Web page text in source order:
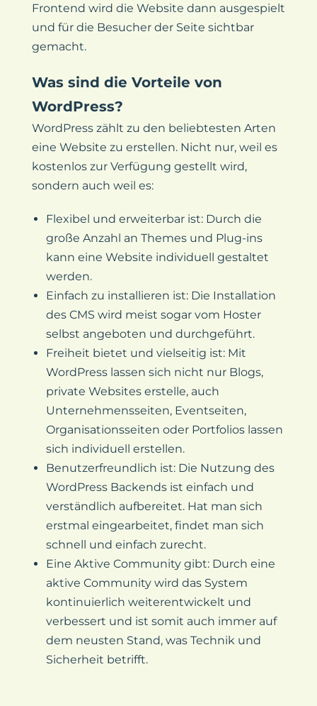
Frontend wird die Website dann ausgespielt
und für die Besucher der Seite sichtbar
gemacht.
Was sind die Vorteile von
WordPress?
WordPress zählt zu den beliebtesten Arten
eine Website zu erstellen. Nicht nur, weil es
kostenlos zur Verfügung gestellt wird,
sondern auch weil es:
Flexibel und erweiterbar ist: Durch die
große Anzahl an Themes und Plug-ins
kann eine Website individuell gestaltet
werden.
Einfach zu installieren ist: Die Installation
des CMS wird meist sogar vom Hoster
selbst angeboten und durchgeführt.
Freiheit bietet und vielseitig ist: Mit
WordPress lassen sich nicht nur Blogs,
private Websites erstelle, auch
Unternehmensseiten, Eventseiten,
Organisationsseiten oder Portfolios lassen
sich individuell erstellen.
Benutzerfreundlich ist: Die Nutzung des
WordPress Backends ist einfach und
verständlich aufbereitet. Hat man sich
erstmal eingearbeitet, findet man sich
schnell und einfach zurecht.
Eine Aktive Community gibt: Durch eine
aktive Community wird das System
kontinuierlich weiterentwickelt und
verbessert und ist somit auch immer auf
dem neusten Stand, was Technik und
Sicherheit betrifft.